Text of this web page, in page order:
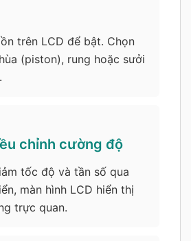
trên LCD để bật. Chọn
(piston), rung hoặc sưởi
chỉnh cường độ
tốc độ và tần số qua
màn hình LCD hiển thị
trực quan.